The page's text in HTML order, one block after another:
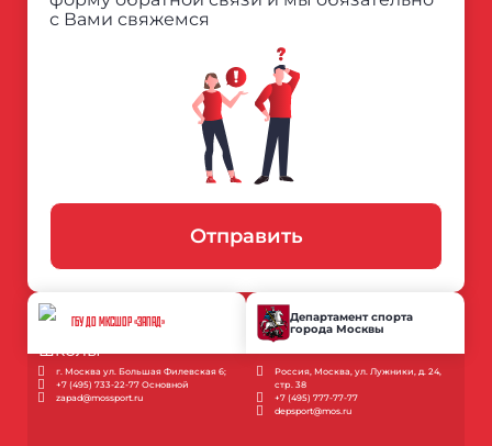
с Вами свяжемся
Отправить
ГБУ ДО МКСШОР «ЗАПАД»
г. Москва ул. Большая Филевская 6;
+7 (495) 733-22-77 Основной
zapad@mossport.ru
Департамент спорта
города Москвы
Россия, Москва, ул. Лужники, д. 24,
стр. 38
+7 (495) 777-77-77
depsport@mos.ru